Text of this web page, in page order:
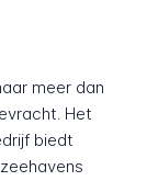
meer dan
Het
biedt